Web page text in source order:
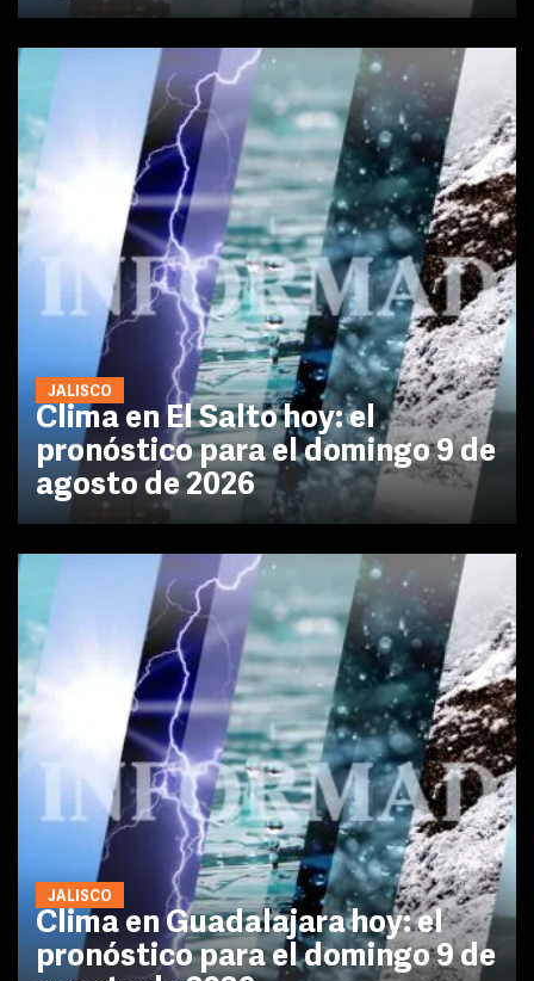
JALISCO
Clima en El Salto hoy: el
pronóstico para el domingo 9 de
agosto de 2026
JALISCO
Clima en Guadalajara hoy: el
pronóstico para el domingo 9 de